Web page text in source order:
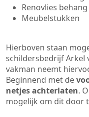
Renovlies behang
Meubelstukken
Hierboven staan
schildersbedrijf Arkel
vakman neemt
Beginnend met de
netjes achterlaten.
mogelijk om dit door